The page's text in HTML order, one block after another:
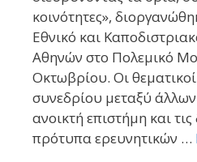
κοινότητες»,
Εθνικό και
Αθηνών στο Πολεμικό
Οκτωβρίου. Οι
συνεδρίου μεταξύ
ανοικτή επιστήμη και
πρότυπα ερευνητικών …